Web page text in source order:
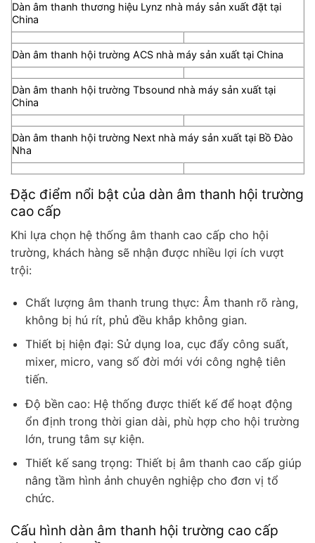
Dàn âm thanh thương hiệu Lynz nhà máy sản xuất đặt tại
China
Dàn âm thanh hội trường ACS nhà máy sản xuất tại China
Dàn âm thanh hội trường Tbsound nhà máy sản xuất tại
China
Dàn âm thanh hội trường Next nhà máy sản xuất tại Bồ Đào
Nha
Đặc điểm nổi bật của dàn âm thanh hội trường
cao cấp
Khi lựa chọn hệ thống âm thanh cao cấp cho hội
trường, khách hàng sẽ nhận được nhiều lợi ích vượt
trội:
Chất lượng âm thanh trung thực: Âm thanh rõ ràng,
không bị hú rít, phủ đều khắp không gian.
Thiết bị hiện đại: Sử dụng loa, cục đẩy công suất,
mixer, micro, vang số đời mới với công nghệ tiên
tiến.
Độ bền cao: Hệ thống được thiết kế để hoạt động
ổn định trong thời gian dài, phù hợp cho hội trường
lớn, trung tâm sự kiện.
Thiết kế sang trọng: Thiết bị âm thanh cao cấp giúp
nâng tầm hình ảnh chuyên nghiệp cho đơn vị tổ
chức.
Cấu hình dàn âm thanh hội trường cao cấp